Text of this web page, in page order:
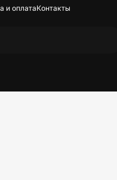
и оплатаКонтакты